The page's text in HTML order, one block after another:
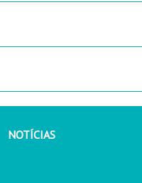
NOTÍCIAS